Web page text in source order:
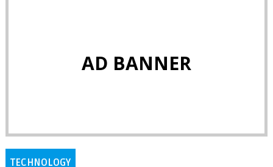
AD BANNER
TECHNOLOGY